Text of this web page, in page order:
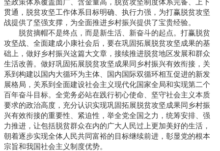
贯通，脱贫攻坚工作体系目标明确、执行力强，为打赢脱贫攻坚
战提供了坚强支撑，为全面推进乡村振兴提供了宝贵经验。
脱贫摘帽不是终点，而是新生活、新奋斗的起点。打赢脱贫
攻坚战、全面建成小康社会后，要在巩固拓展脱贫攻坚成果的基
础上，做好乡村振兴这篇大文章，接续推进脱贫地区发展和群众
生活改善。做好巩固拓展脱贫攻坚成果同乡村振兴有效衔接，关
系到构建以国内大循环为主体、国内国际双循环相互促进的新发
展格局，关系到全面建设社会主义现代化国家全局和实现第二个
百年奋斗目标。全党务必站在践行初心使命、坚守社会主义本质
要求的政治高度，充分认识实现巩固拓展脱贫攻坚成果同乡村振
兴有效衔接的重要性、紧迫性，举全党全国之力，统筹安排、强
力推进，让包括脱贫群众在内的广大人民过上更加美好的生活，
朝着逐步实现全体人民共同富裕的目标继续前进，彰显党的根本
宗旨和我国社会主义制度优势。